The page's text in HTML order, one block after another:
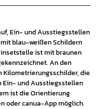
Ein- und Ausstiegsstellen
blau-weißen Schildern
ist mit braunen
An den
Kilometrierungsschilder, die
Ein- und Ausstiegsstellen
ist die Orientierung
oder canua-App möglich.